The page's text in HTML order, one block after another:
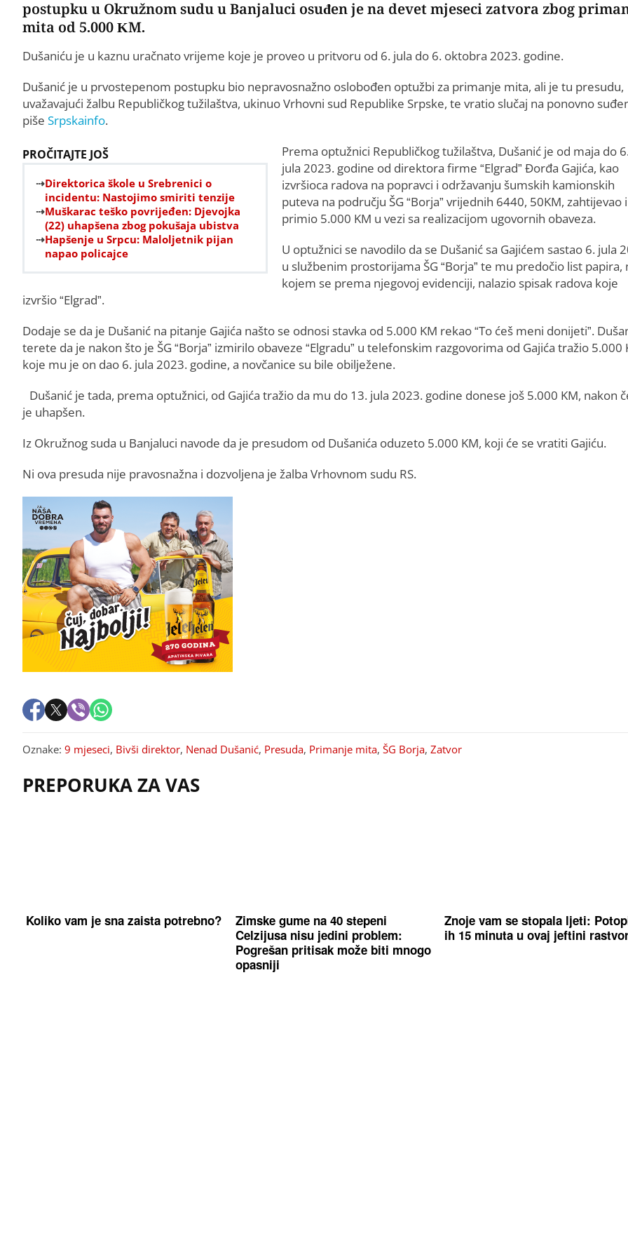
postupku u Okružnom sudu u Banjaluci osuđen je na devet mjeseci zatvora zbog
mita od 5.000 KM.
Dušaniću je u kaznu uračnato vrijeme koje je proveo u pritvoru od 6. jula do 6. oktobra 2023. godine.
Dušanić je u prvostepenom postupku bio nepravosnažno oslobođen optužbi za primanje mita, ali je tu presudu,
uvažavajući žalbu Republičkog tužilaštva, ukinuo Vrhovni sud Republike Srpske, te vratio slučaj na ponovno
piše Srpskainfo.
PROČITAJTE JOŠ
Direktorica škole u Srebrenici o
incidentu: Nastojimo smiriti tenzije
Muškarac teško povrijeđen: Djevojka
(22) uhapšena zbog pokušaja ubistva
Hapšenje u Srpcu: Maloljetnik pijan
napao policajce
Prema optužnici Republičkog tužilaštva, Dušanić je od maja do
jula 2023. godine od direktora firme “Elgrad” Đorđa Gajića, kao
izvršioca radova na popravci i održavanju šumskih kamionskih
puteva na području ŠG “Borja” vrijednih 6440, 50KM, zahtijevao i
primio 5.000 KM u vezi sa realizacijom ugovornih obaveza.
U optužnici se navodilo da se Dušanić sa Gajićem sastao 6. jula
u službenim prostorijama ŠG “Borja” te mu predočio list papira,
kojem se prema njegovoj evidenciji, nalazio spisak radova koje
izvršio “Elgrad”.
Dodaje se da je Dušanić na pitanje Gajića našto se odnosi stavka od 5.000 KM rekao “To ćeš meni donijeti”.
terete da je nakon što je ŠG “Borja” izmirilo obaveze “Elgradu” u telefonskim razgovorima od Gajića tražio 5.000
koje mu je on dao 6. jula 2023. godine, a novčanice su bile obilježene.
Dušanić je tada, prema optužnici, od Gajića tražio da mu do 13. jula 2023. godine donese još 5.000 KM, nakon
je uhapšen.
Iz Okružnog suda u Banjaluci navode da je presudom od Dušanića oduzeto 5.000 KM, koji će se vratiti Gajiću.
Ni ova presuda nije pravosnažna i dozvoljena je žalba Vrhovnom sudu RS.
Oznake: 9 mjeseci, Bivši direktor, Nenad Dušanić, Presuda, Primanje mita, ŠG Borja, Zatvor
PREPORUKA ZA VAS
Koliko vam je sna zaista potrebno?
Zimske gume na 40 stepeni
Celzijusa nisu jedini problem:
Pogrešan pritisak može biti mnogo
opasniji
Znoje vam se stopala ljeti:
ih 15 minuta u ovaj jeftini